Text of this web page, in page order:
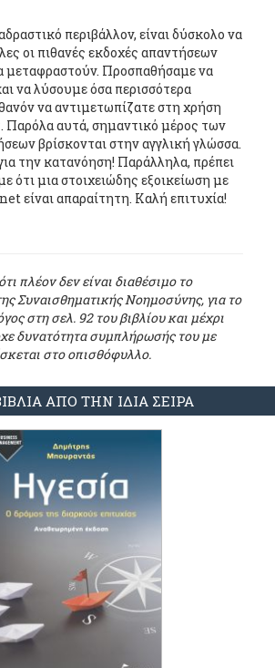
περιβάλλον, είναι δύσκολο να
οι πιθανές εκδοχές απαντήσεων
μεταφραστούν. Προσπαθήσαμε να
να λύσουμε όσα περισσότερα
να αντιμετωπίζατε στη χρήση
Παρόλα αυτά, σημαντικό μέρος των
βρίσκονται στην αγγλική γλώσσα.
την κατανόηση! Παράλληλα, πρέπει
ότι μια στοιχειώδης εξοικείωση με
είναι απαραίτητη. Καλή επιτυχία!
πλέον δεν είναι διαθέσιμο το
Συναισθηματικής Νοημοσύνης, για το
στη σελ. 92 του βιβλίου και μέχρι
δυνατότητα συμπλήρωσής του με
στο οπισθόφυλλο.
ΑΠΟ ΤΗΝ ΙΔΙΑ ΣΕΙΡΑ